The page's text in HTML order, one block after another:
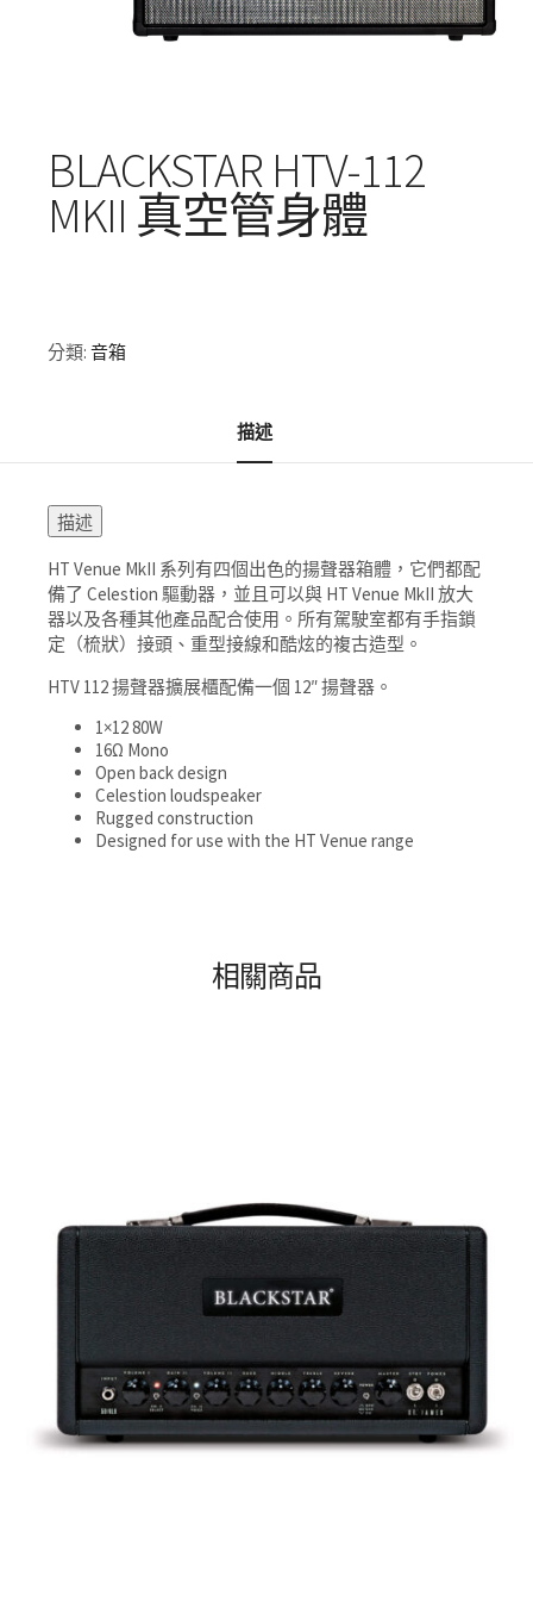
BLACKSTAR HTV-112
MKII 真空管身體
分類: 音箱
描述
描述
HT Venue MkII 系列有四個出色的揚聲器箱體，它們都配
備了 Celestion 驅動器，並且可以與 HT Venue MkII 放大
器以及各種其他產品配合使用。 所有駕駛室都有手指鎖
定（梳狀）接頭、重型接線和酷炫的複古造型。
HTV 112 揚聲器擴展櫃配備一個 12″ 揚聲器。
1×12 80W
16Ω Mono
Open back design
Celestion loudspeaker
Rugged construction
Designed for use with the HT Venue range
相關商品